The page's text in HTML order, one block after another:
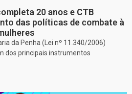
20 anos e CTB
das políticas de combate à
da Penha (Lei nº 11.340/2006)
dos principais instrumentos